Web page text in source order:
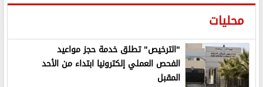
محليات
"الترخيص" تطلق خدمة حجز مواعيد
الفحص العملي إلكترونيا ابتداء من الأحد
المقبل